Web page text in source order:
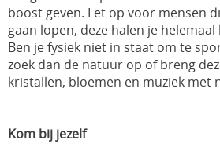
boost geven. Let op voor mensen
gaan lopen, deze halen je helemaal
Ben je fysiek niet in staat om te
zoek dan de natuur op of breng
kristallen, bloemen en muziek met
Kom bij jezelf